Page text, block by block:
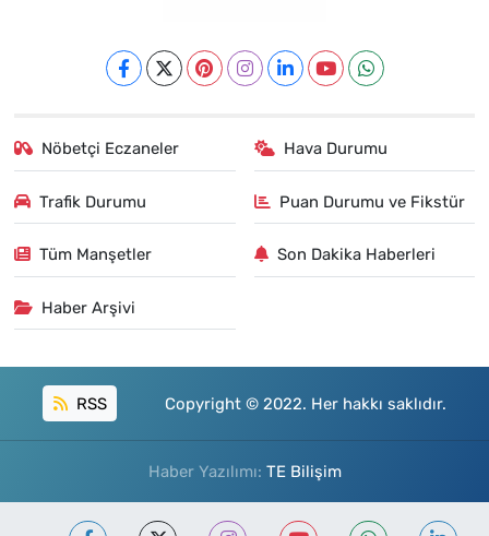
Nöbetçi Eczaneler Hava Durumu
Trafik Durumu Puan Durumu ve Fikstür
Tüm Manşetler Son Dakika Haberleri
Haber Arşivi
RSS Copyright © 2022. Her hakkı saklıdır.
Haber Yazılımı: TE Bilişim